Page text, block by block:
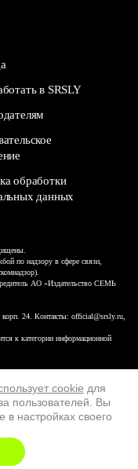
cookie для
пользователей. Вы
в настройках своего
в SRSLY
обработки
данных
по надзору в сфере связи,
АО «Издательство СЕМЬ
24. Контакты: official@srsly.ru,
к категории информационной